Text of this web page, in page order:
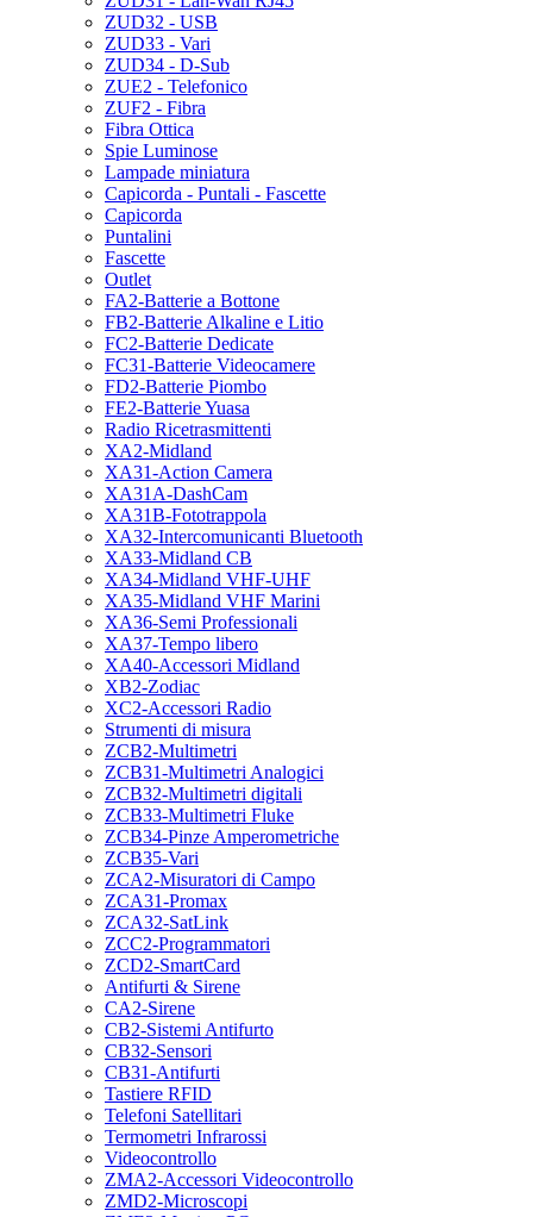
ZUD32 - USB
ZUD33 - Vari
ZUD34 - D-Sub
ZUE2 - Telefonico
ZUF2 - Fibra
Fibra Ottica
Spie Luminose
Lampade miniatura
Capicorda - Puntali - Fascette
Capicorda
Puntalini
Fascette
Outlet
FA2-Batterie a Bottone
FB2-Batterie Alkaline e Litio
FC2-Batterie Dedicate
FC31-Batterie Videocamere
FD2-Batterie Piombo
FE2-Batterie Yuasa
Radio Ricetrasmittenti
XA2-Midland
XA31-Action Camera
XA31A-DashCam
XA31B-Fototrappola
XA32-Intercomunicanti Bluetooth
XA33-Midland CB
XA34-Midland VHF-UHF
XA35-Midland VHF Marini
XA36-Semi Professionali
XA37-Tempo libero
XA40-Accessori Midland
XB2-Zodiac
XC2-Accessori Radio
Strumenti di misura
ZCB2-Multimetri
ZCB31-Multimetri Analogici
ZCB32-Multimetri digitali
ZCB33-Multimetri Fluke
ZCB34-Pinze Amperometriche
ZCB35-Vari
ZCA2-Misuratori di Campo
ZCA31-Promax
ZCA32-SatLink
ZCC2-Programmatori
ZCD2-SmartCard
Antifurti & Sirene
CA2-Sirene
CB2-Sistemi Antifurto
CB32-Sensori
CB31-Antifurti
Tastiere RFID
Telefoni Satellitari
Termometri Infrarossi
Videocontrollo
ZMA2-Accessori Videocontrollo
ZMD2-Microscopi